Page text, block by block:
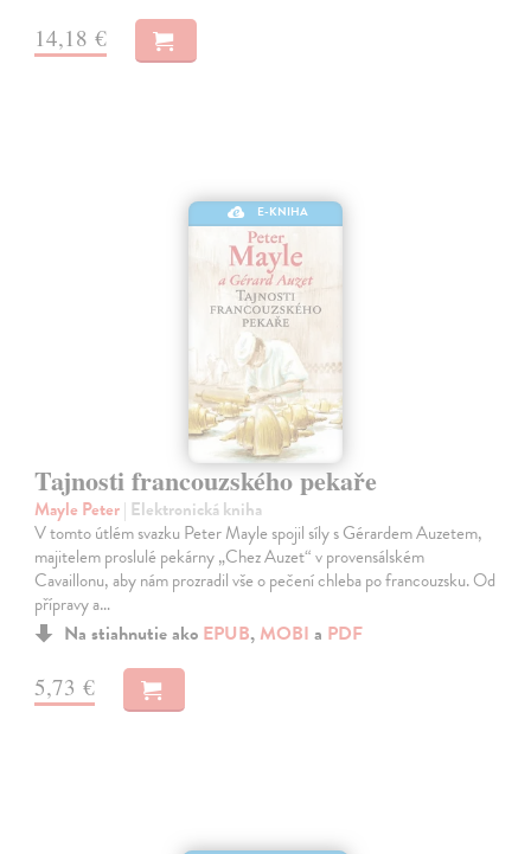
14,18 €
E-KNIHA
Tajnosti francouzského pekaře
Mayle Peter| Elektronická kniha
V tomto útlém svazku Peter Mayle spojil síly s Gérardem Auzetem,
majitelem proslulé pekárny „Chez Auzet“ v provensálském
Cavaillonu, aby nám prozradil vše o pečení chleba po francouzsku. Od
přípravy a…
Na stiahnutie ako EPUB, MOBI a PDF
5,73 €